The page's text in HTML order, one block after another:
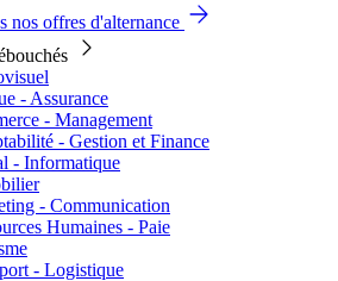
nos offres d'alternance
- Assurance
- Management
- Gestion et Finance
- Informatique
- Communication
Humaines - Paie
- Logistique